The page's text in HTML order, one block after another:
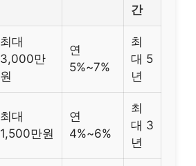
간
최대
3,000만
원
연
5%~7%
최
대 5
년
최대
1,500만원
연
4%~6%
최
대 3
년